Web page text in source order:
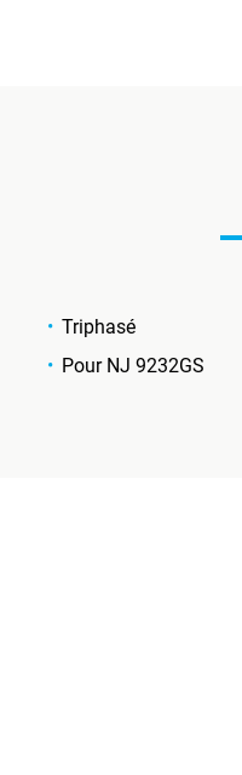
Triphasé
Pour NJ 9232GS